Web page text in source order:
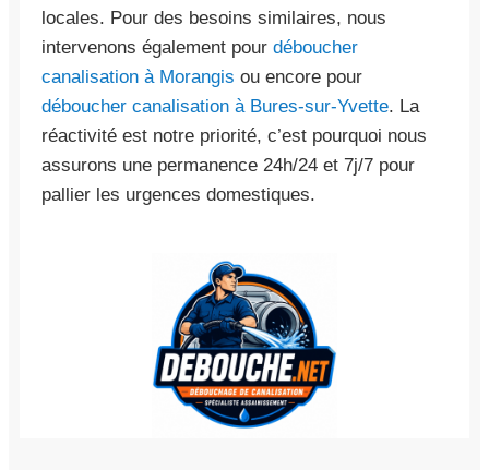
locales. Pour des besoins similaires, nous
intervenons également pour déboucher
canalisation à Morangis ou encore pour
déboucher canalisation à Bures-sur-Yvette. La
réactivité est notre priorité, c’est pourquoi nous
assurons une permanence 24h/24 et 7j/7 pour
pallier les urgences domestiques.